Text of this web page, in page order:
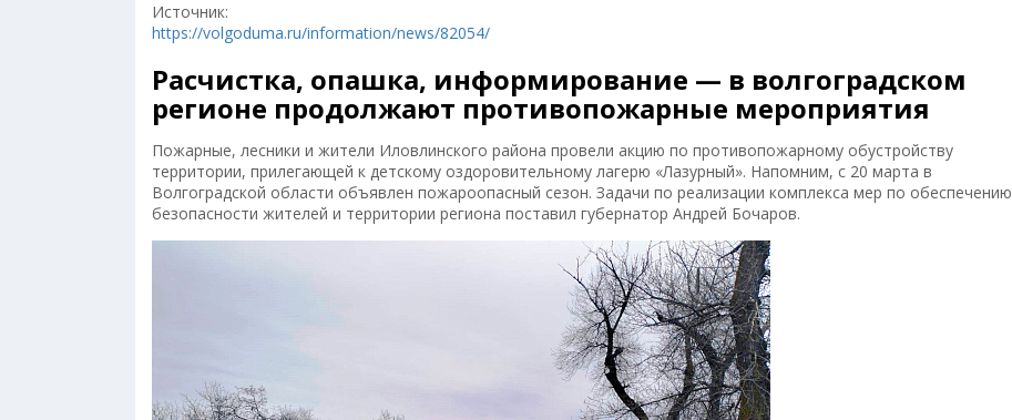
Источник:
https://volgoduma.ru/information/news/82054/
Расчистка, опашка, информирование — в волгоградском
регионе продолжают противопожарные мероприятия
Пожарные, лесники и жители Иловлинского района провели акцию по противопожарному обустройству
территории, прилегающей к детскому оздоровительному лагерю «Лазурный». Напомним, с 20 марта в
Волгоградской области объявлен пожароопасный сезон. Задачи по реализации комплекса мер по обеспечению
безопасности жителей и территории региона поставил губернатор Андрей Бочаров.